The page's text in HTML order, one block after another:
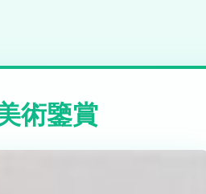
術鑒賞